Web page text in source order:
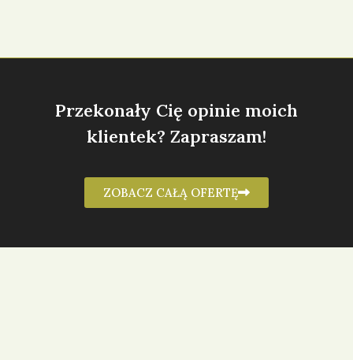
Przekonały Cię opinie moich
klientek? Zapraszam!
ZOBACZ CAŁĄ OFERTĘ